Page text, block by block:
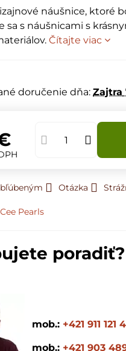
náušnice, ktoré
sa s náušnicami s
Čítajte viac
doručenie dňa:Zajtra
Otázka
Pearls
poradiť?
mob.: +421 911 121
mob.: +421 903